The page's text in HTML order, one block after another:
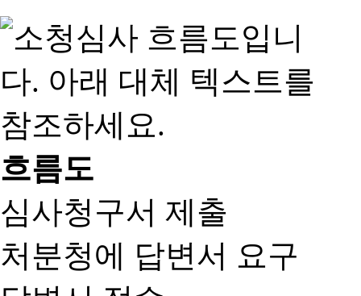
흐름도
심사청구서 제출
처분청에 답변서 요구